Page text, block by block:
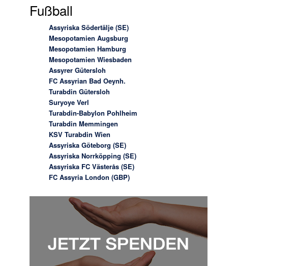
Fußball
Assyriska Södertälje (SE)
Mesopotamien Augsburg
Mesopotamien Hamburg
Mesopotamien Wiesbaden
Assyrer Gütersloh
FC Assyrian Bad Oeynh.
Turabdin Gütersloh
Suryoye Verl
Turabdin-Babylon Pohlheim
Turabdin Memmingen
KSV Turabdin Wien
Assyriska Göteborg (SE)
Assyriska Norrköpping (SE)
Assyriska FC Västerås (SE)
FC Assyria London (GBP)